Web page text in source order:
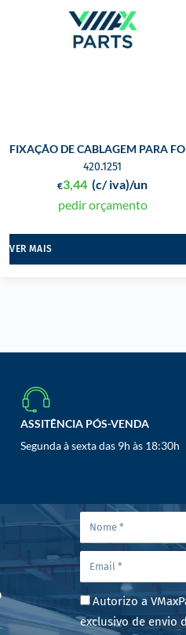
E JANELAS PARA CHRYS
FIXAÇÃO DE CABLAGEM PARA
420.1251
€3,44 (c/ iva)/un
pedir orçamento
VER MAIS
ASSITÊNCIA PÓS-VENDA
Segunda à sexta das 9h às 18:30h
Autorizo a
exclusivo de envio